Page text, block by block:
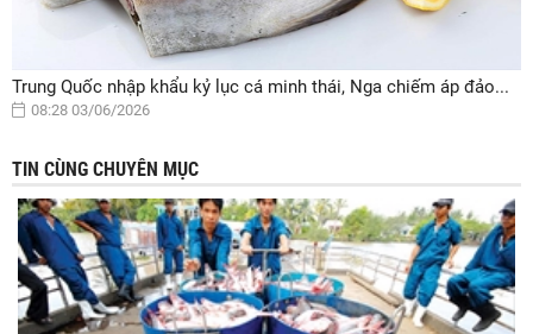
Trung Quốc nhập khẩu kỷ lục cá minh thái, Nga chiếm áp đảo...
08:28 03/06/2026
TIN CÙNG CHUYÊN MỤC